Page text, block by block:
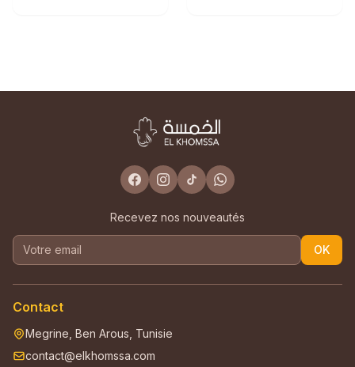
Recevez nos nouveautés
OK
Contact
Megrine, Ben Arous, Tunisie
contact@elkhomssa.com